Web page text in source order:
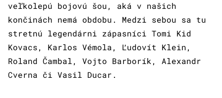
veľkolepú bojovú šou, aká v našich
končinách nemá obdobu. Medzi sebou sa tu
stretnú legendárni zápasníci Tomi Kid
Kovacs, Karlos Vémola, Ľudovít Klein,
Roland Čambal, Vojto Barborík, Alexandr
Cverna či Vasil Ducar.